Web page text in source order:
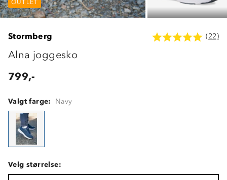
OUTLET OUTLET
OUTLET
Stormberg (22)
Alna joggesko
799,-
Valgt farge: Navy
Velg størrelse: